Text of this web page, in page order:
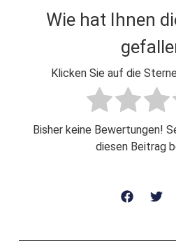
Wie hat Ihnen
Klicken Sie auf die
Bisher keine Bewertungen!
diesen Beitrag